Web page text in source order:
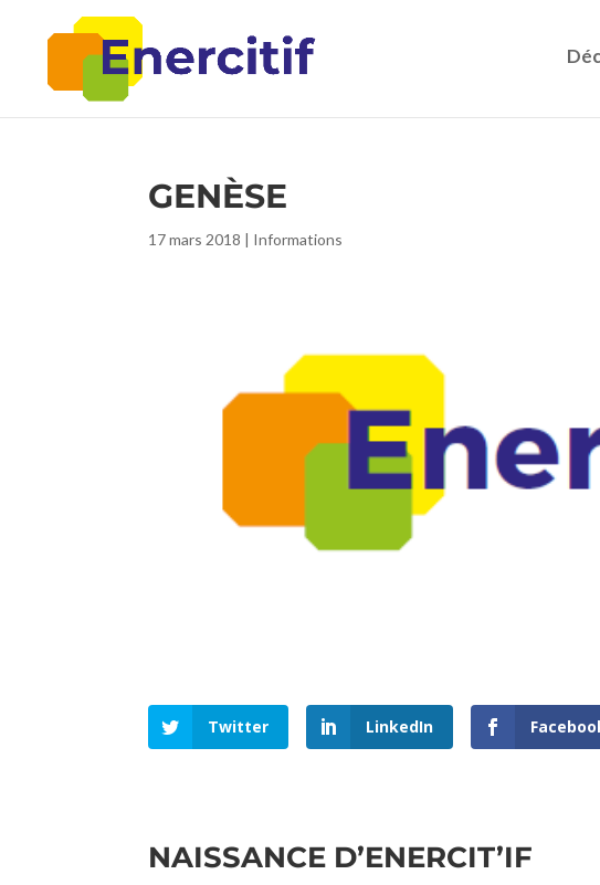
GENÈSE
17 mars 2018 | Informations
Twitter LinkedIn
NAISSANCE D’ENERCIT’IF